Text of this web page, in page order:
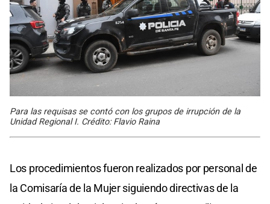
Para las requisas se contó con los grupos de irrupción de la
Unidad Regional I. Crédito: Flavio Raina
Los procedimientos fueron realizados por personal de
la Comisaría de la Mujer siguiendo directivas de la